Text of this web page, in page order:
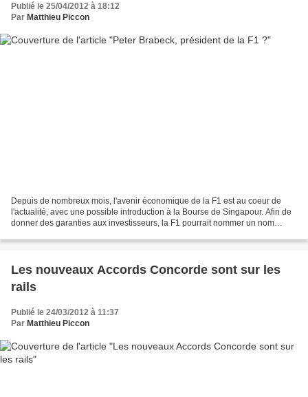
Publié le 25/04/2012 à 18:12
Par Matthieu Piccon
Depuis de nombreux mois, l'avenir économique de la F1 est au coeur de
l'actualité, avec une possible introduction à la Bourse de Singapour. Afin de
donner des garanties aux investisseurs, la F1 pourrait nommer un nom
Les nouveaux Accords Concorde sont sur les
rails
Publié le 24/03/2012 à 11:37
Par Matthieu Piccon